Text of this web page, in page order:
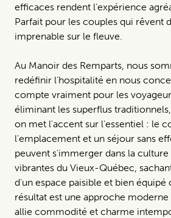
efficaces rendent l'expérience
Parfait pour les couples qui rêvent
imprenable sur le fleuve.
Au Manoir des Remparts, nous
redéfinir l'hospitalité en nous
compte vraiment pour les
éliminant les superflus
on met l'accent sur l'essentiel : le
l'emplacement et un séjour sans
peuvent s'immerger dans la
vibrantes du Vieux-Québec,
d'un espace paisible et bien équipé
résultat est une approche
allie commodité et charme